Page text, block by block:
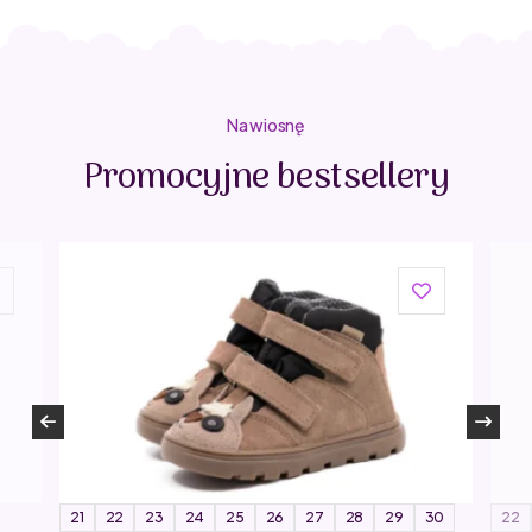
Na wiosnę
Promocyjne bestsellery
21 22 23 24 25 26 27 28 29 30 22